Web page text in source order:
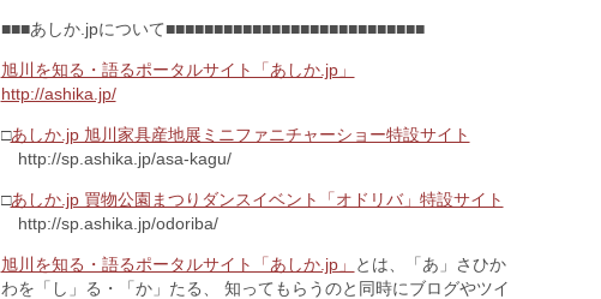
■■■あしか.jpについて■■■■■■■■■■■■■■■■■■■■■■■■■■■
旭川を知る・語るポータルサイト「あしか.jp」
http://ashika.jp/
□あしか.jp 旭川家具産地展ミニファニチャーショー特設サイト
http://sp.ashika.jp/asa-kagu/
□あしか.jp 買物公園まつりダンスイベント「オドリバ」特設サイト
http://sp.ashika.jp/odoriba/
旭川を知る・語るポータルサイト「あしか.jp」
とは、「あ」さひか
わを「し」る・「か」たる、 知ってもらうのと同時にブログやツイ